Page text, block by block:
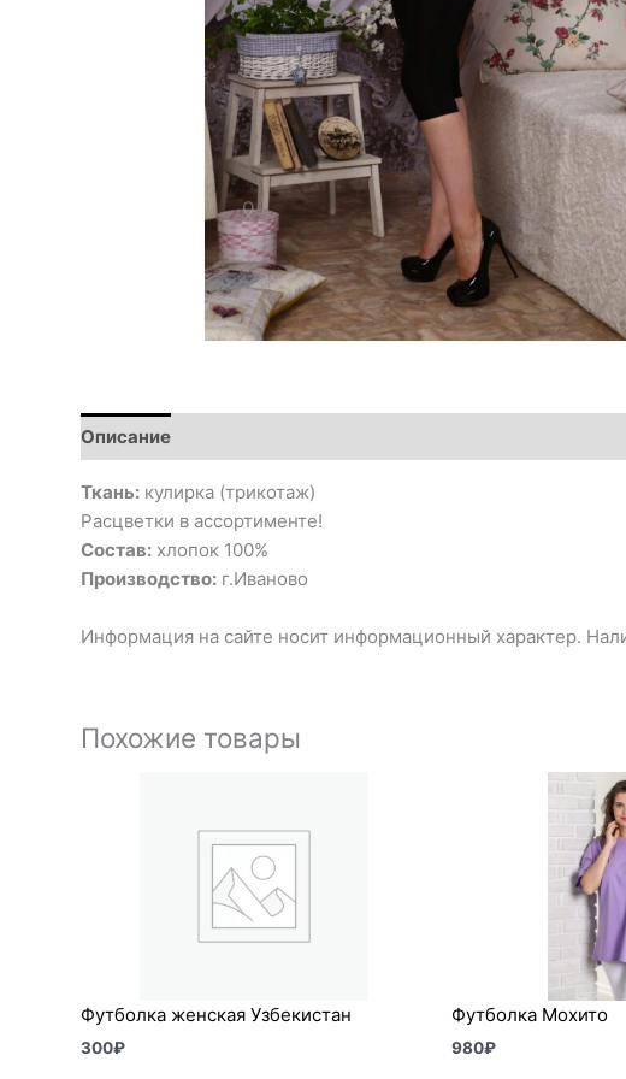
Описание
Ткань: кулирка (трикотаж)
Расцветки в ассортименте!
Состав: хлопок 100%
Производство: г.Иваново
Информация на сайте носит информационный характер.
Похожие товары
Футболка женская Узбекистан
300₽
Футболка Мохито
980₽